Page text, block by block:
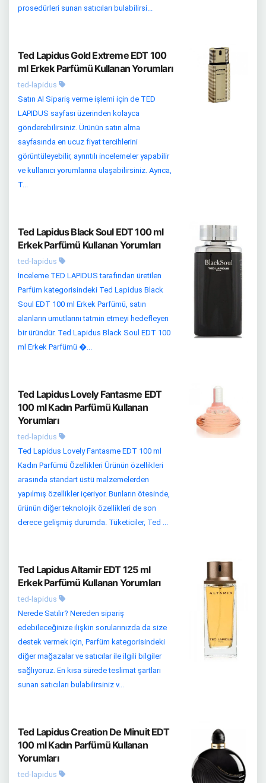
prosedürleri sunan satıcıları bulabilirsi...
Ted Lapidus Gold Extreme EDT 100
ml Erkek Parfümü Kullanan Yorumları
ted-lapidus
Satın Al Sipariş verme işlemi için de TED
LAPIDUS sayfası üzerinden kolayca
gönderebilirsiniz. Ürünün satın alma
sayfasında en ucuz fiyat tercihlerini
görüntüleyebilir, ayrıntılı incelemeler yapabilir
ve kullanıcı yorumlarına ulaşabilirsiniz. Ayrıca,
T...
Ted Lapidus Black Soul EDT 100 ml
Erkek Parfümü Kullanan Yorumları
ted-lapidus
İnceleme TED LAPIDUS tarafından üretilen
Parfüm kategorisindeki Ted Lapidus Black
Soul EDT 100 ml Erkek Parfümü, satın
alanların umutlarını tatmin etmeyi hedefleyen
bir üründür. Ted Lapidus Black Soul EDT 100
ml Erkek Parfümü �...
Ted Lapidus Lovely Fantasme EDT
100 ml Kadın Parfümü Kullanan
Yorumları
ted-lapidus
Ted Lapidus Lovely Fantasme EDT 100 ml
Kadın Parfümü Özellikleri Ürünün özellikleri
arasında standart üstü malzemelerden
yapılmış özellikler içeriyor. Bunların ötesinde,
ürünün diğer teknolojik özellikleri de son
derece gelişmiş durumda. Tüketiciler, Ted ...
Ted Lapidus Altamir EDT 125 ml
Erkek Parfümü Kullanan Yorumları
ted-lapidus
Nerede Satılır? Nereden sipariş
edebileceğinize ilişkin sorularınızda da size
destek vermek için, Parfüm kategorisindeki
diğer mağazalar ve satıcılar ile ilgili bilgiler
sağlıyoruz. En kısa sürede teslimat şartları
sunan satıcıları bulabilirsiniz v...
Ted Lapidus Creation De Minuit EDT
100 ml Kadın Parfümü Kullanan
Yorumları
ted-lapidus